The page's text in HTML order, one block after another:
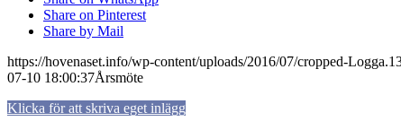
Share on Pinterest
Share by Mail
https://hovenaset.info/wp-content/uploads/2016/07/cropped-
07-10 18:00:37Årsmöte
Klicka för att skriva eget inlägg